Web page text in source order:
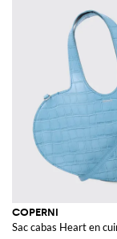
COPERNI
Sac cabas Heart en